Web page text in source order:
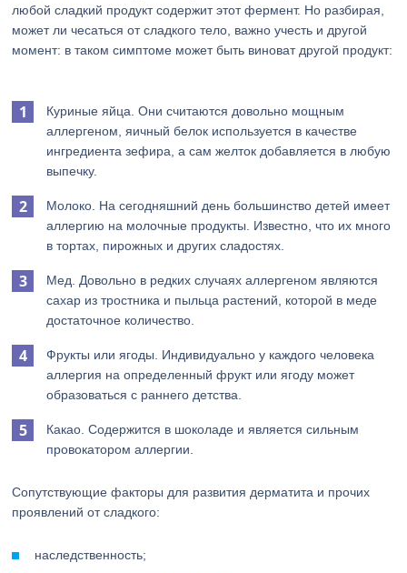
любой сладкий продукт содержит этот фермент. Но разбирая,
может ли чесаться от сладкого тело, важно учесть и другой
момент: в таком симптоме может быть виноват другой продукт:
Куриные яйца. Они считаются довольно мощным
аллергеном, яичный белок используется в качестве
ингредиента зефира, а сам желток добавляется в любую
выпечку.
Молоко. На сегодняшний день большинство детей имеет
аллергию на молочные продукты. Известно, что их много
в тортах, пирожных и других сладостях.
Мед. Довольно в редких случаях аллергеном являются
сахар из тростника и пыльца растений, которой в меде
достаточное количество.
Фрукты или ягоды. Индивидуально у каждого человека
аллергия на определенный фрукт или ягоду может
образоваться с раннего детства.
Какао. Содержится в шоколаде и является сильным
провокатором аллергии.
Сопутствующие факторы для развития дерматита и прочих
проявлений от сладкого:
наследственность;